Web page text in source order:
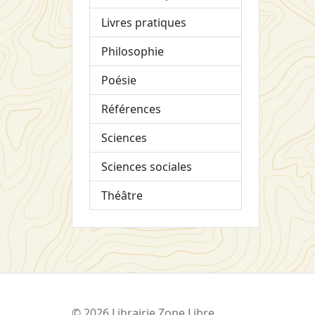
Livres pratiques
Philosophie
Poésie
Références
Sciences
Sciences sociales
Théâtre